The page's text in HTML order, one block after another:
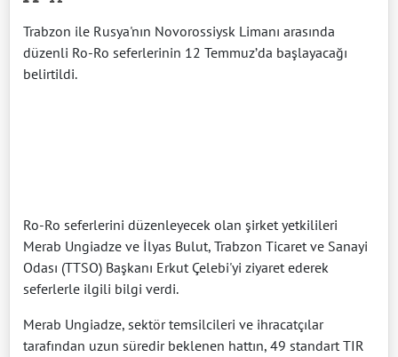
Trabzon ile Rusya'nın Novorossiysk Limanı arasında
düzenli Ro-Ro seferlerinin 12 Temmuz’da başlayacağı
belirtildi.
Ro-Ro seferlerini düzenleyecek olan şirket yetkilileri
Merab Ungiadze ve İlyas Bulut, Trabzon Ticaret ve Sanayi
Odası (TTSO) Başkanı Erkut Çelebi'yi ziyaret ederek
seferlerle ilgili bilgi verdi.
Merab Ungiadze, sektör temsilcileri ve ihracatçılar
tarafından uzun süredir beklenen hattın, 49 standart TIR